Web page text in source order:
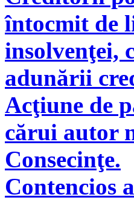
întocmit de
insolvenţei,
adunării
Acţiune de
cărui autor
Consecinţe.
Contencios